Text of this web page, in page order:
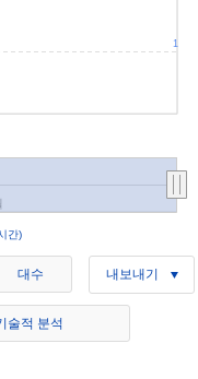
간)
1
대수 내보내기
술적 분석